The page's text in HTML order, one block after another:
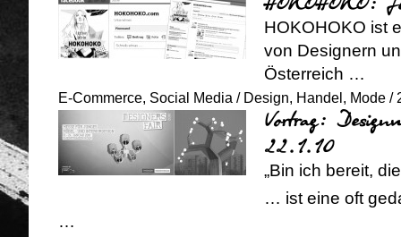
HOKOHOKO ist
von Designern
Österreich …
E-Commerce, Social Media / Design, Handel , Mode /
Vortrag:
22.1.10
„Bin ich bereit,
… ist eine oft
…